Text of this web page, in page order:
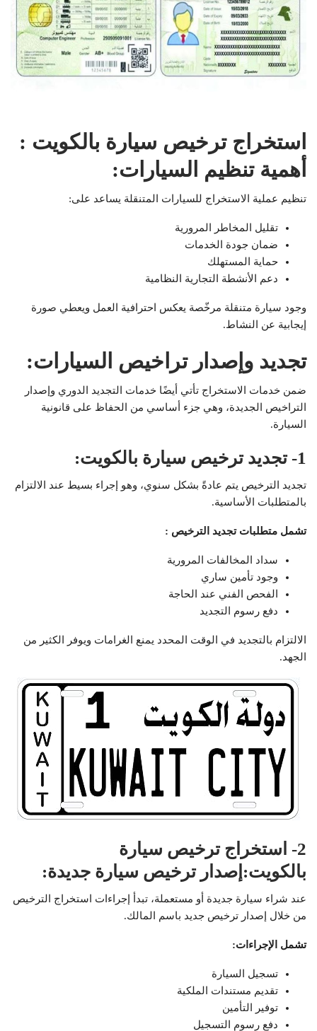
استخراج ترخيص سيارة بالكويت :
أهمية تنظيم السيارات:
تنظيم عملية الاستخراج للسيارات المتنقلة يساعد على:
تقليل المخاطر المرورية
ضمان جودة الخدمات
حماية المستهلك
دعم الأنشطة التجارية النظامية
وجود سيارة متنقلة مرخّصة يعكس احترافية العمل ويعطي صورة
إيجابية عن النشاط.
تجديد وإصدار تراخيص السيارات:
ضمن خدمات الاستخراج تأتي أيضًا خدمات التجديد الدوري وإصدار
التراخيص الجديدة، وهي جزء أساسي من الحفاظ على قانونية
السيارة.
1- تجديد ترخيص سيارة بالكويت:
تجديد الترخيص يتم عادةً بشكل سنوي، وهو إجراء بسيط عند الالتزام
بالمتطلبات الأساسية.
تشمل متطلبات تجديد الترخيص :
سداد المخالفات المرورية
وجود تأمين ساري
الفحص الفني عند الحاجة
دفع رسوم التجديد
الالتزام بالتجديد في الوقت المحدد يمنع الغرامات ويوفر الكثير من
الجهد.
2- استخراج ترخيص سيارة
بالكويت:إصدار ترخيص سيارة جديدة:
عند شراء سيارة جديدة أو مستعملة، تبدأ إجراءات استخراج الترخيص
من خلال إصدار ترخيص جديد باسم المالك.
تشمل الإجراءات:
تسجيل السيارة
تقديم مستندات الملكية
توفير التأمين
دفع رسوم التسجيل